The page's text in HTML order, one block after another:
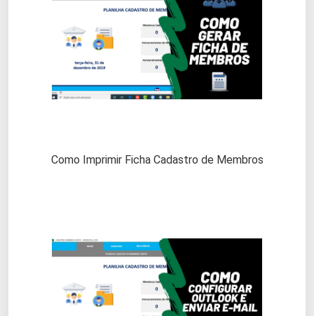
Como Imprimir Ficha Cadastro de Membros